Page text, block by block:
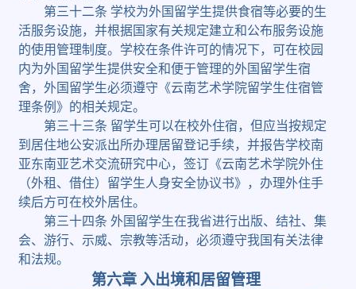
第三十二条 学校为外国留学生提供食宿等必要的生
活服务设施，并根据国家有关规定建立和公布服务设施
的使用管理制度。学校在条件许可的情况下，可在校园
内为外国留学生提供安全和便于管理的外国留学生宿
舍，外国留学生必须遵守《云南艺术学院留学生住宿管
理条例》的相关规定。
第三十三条 留学生可以在校外住宿，但应当按规定
到居住地公安派出所办理居留登记手续，并报告学校南
亚东南亚艺术交流研究中心，签订《云南艺术学院外住
（外租、借住）留学生人身安全协议书》，办理外住手
续后方可在校外居住。
第三十四条 外国留学生在我省进行出版、结社、集
会、游行、示威、宗教等活动，必须遵守我国有关法律
和法规。
第六章 入出境和居留管理